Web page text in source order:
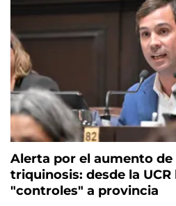
Alerta por el aumento de
triquinosis: desde la UCR
"controles" a provincia